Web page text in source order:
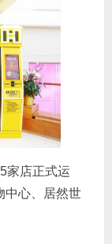
家店正式运
中心、居然世